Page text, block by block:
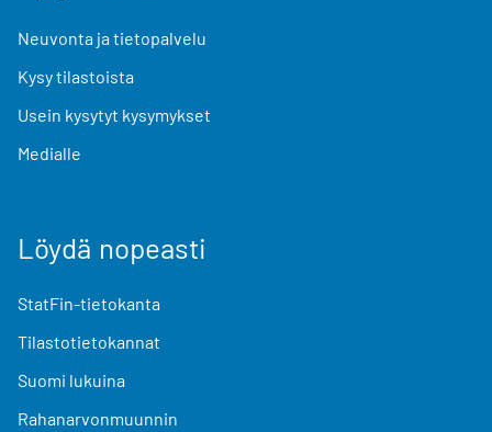
Neuvonta ja tietopalvelu
Kysy tilastoista
Usein kysytyt kysymykset
Medialle
Löydä nopeasti
StatFin-tietokanta
Tilastotietokannat
Suomi lukuina
Rahanarvonmuunnin